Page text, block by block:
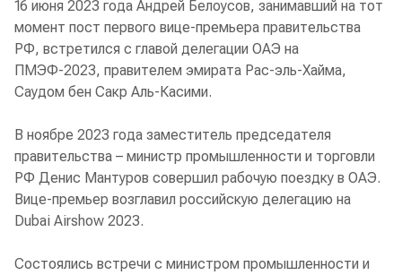
16 июня 2023 года Андрей Белоусов, занимавший на тот
момент пост первого вице-премьера правительства
РФ, встретился с главой делегации ОАЭ на
ПМЭФ-2023, правителем эмирата Рас-эль-Хайма,
Саудом бен Сакр Аль-Касими.
В ноябре 2023 года заместитель председателя
правительства – министр промышленности и торговли
РФ Денис Мантуров совершил рабочую поездку в ОАЭ.
Вице-премьер возглавил российскую делегацию на
Dubai Airshow 2023.
Состоялись встречи с министром промышленности и